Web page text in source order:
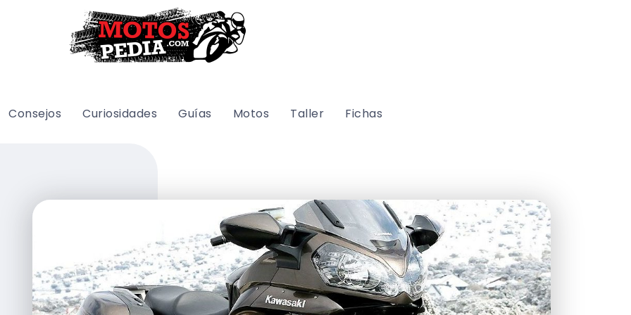
Consejos Curiosidades Guías Motos Taller Fichas